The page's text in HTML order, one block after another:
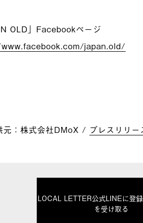
OLD」Facebookページ
japan.old/
元：株式会社DMoX / プレスリリー
LOCAL LETTER公式LINEに登
を受け取る